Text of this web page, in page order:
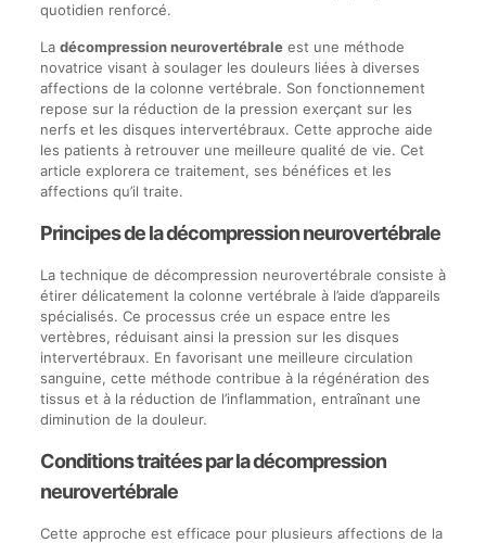
quotidien renforcé.
La décompression neurovertébraleest une méthode
novatrice visant à soulager les douleurs liées à diverses
affections de la colonne vertébrale. Son fonctionnement
repose sur la réduction de la pression exerçant sur les
nerfs et les disques intervertébraux. Cette approche aide
les patients à retrouver une meilleure qualité de vie. Cet
article explorera ce traitement, ses bénéfices et les
affections qu’il traite.
Principes de la décompression neurovertébrale
La technique de décompression neurovertébrale consiste à
étirer délicatement la colonne vertébrale à l’aide d’appareils
spécialisés. Ce processus crée un espace entre les
vertèbres, réduisant ainsi la pression sur les disques
intervertébraux. En favorisant une meilleure circulation
sanguine, cette méthode contribue à la régénération des
tissus et à la réduction de l’inflammation, entraînant une
diminution de la douleur.
Conditions traitées par la décompression
neurovertébrale
Cette approche est efficace pour plusieurs affections de la